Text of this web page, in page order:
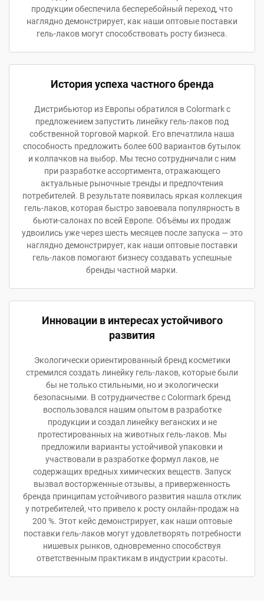
продукции обеспечила бесперебойный переход, что
наглядно демонстрирует, как наши оптовые поставки
гель-лаков могут способствовать росту бизнеса.
История успеха частного бренда
Дистрибьютор из Европы обратился в Colormark с
предложением запустить линейку гель-лаков под
собственной торговой маркой. Его впечатлила наша
способность предложить более 600 вариантов бутылок
и колпачков на выбор. Мы тесно сотрудничали с ним
при разработке ассортимента, отражающего
актуальные рыночные тренды и предпочтения
потребителей. В результате появилась яркая коллекция
гель-лаков, которая быстро завоевала популярность в
бьюти-салонах по всей Европе. Объёмы их продаж
удвоились уже через шесть месяцев после запуска — это
наглядно демонстрирует, как наши оптовые поставки
гель-лаков помогают бизнесу создавать успешные
бренды частной марки.
Инновации в интересах устойчивого
развития
Экологически ориентированный бренд косметики
стремился создать линейку гель-лаков, которые были
бы не только стильными, но и экологически
безопасными. В сотрудничестве с Colormark бренд
воспользовался нашим опытом в разработке
продукции и создал линейку веганских и не
протестированных на животных гель-лаков. Мы
предложили варианты устойчивой упаковки и
участвовали в разработке формул лаков, не
содержащих вредных химических веществ. Запуск
вызвал восторженные отзывы, а приверженность
бренда принципам устойчивого развития нашла отклик
у потребителей, что привело к росту онлайн-продаж на
200 %. Этот кейс демонстрирует, как наши оптовые
поставки гель-лаков могут удовлетворять потребности
нишевых рынков, одновременно способствуя
ответственным практикам в индустрии красоты.